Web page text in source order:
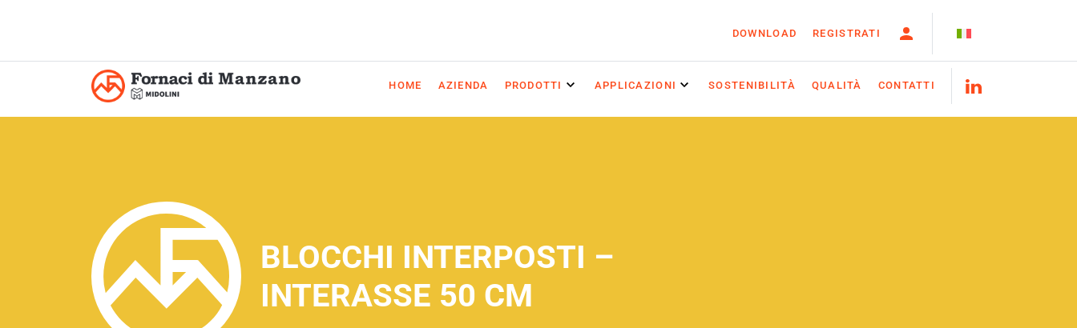
DOWNLOAD REGISTRATI
HOME AZIENDA PRODOTTI APPLICAZIONI SOSTENIBILITÀ QUALITÀ CONTATTI
BLOCCHI INTERPOSTI –
INTERASSE 50 CM